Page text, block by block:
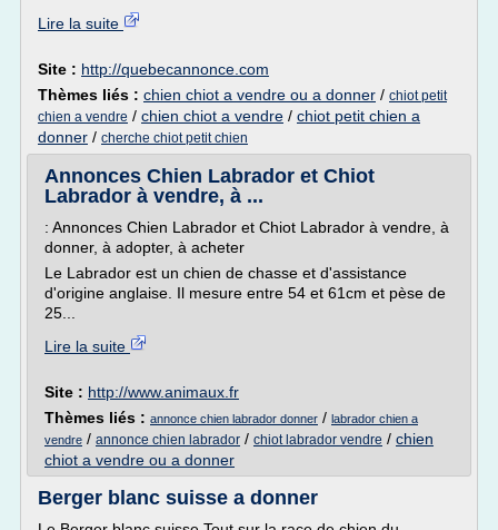
Lire la suite
Site : http://quebecannonce.com
Thèmes liés : chien chiot a vendre ou a donner / chiot petit
chien a vendre / chien chiot a vendre / chiot petit chien a
donner / cherche chiot petit chien
Annonces Chien Labrador et Chiot
Labrador à vendre, à ...
: Annonces Chien Labrador et Chiot Labrador à vendre, à
donner, à adopter, à acheter
Le Labrador est un chien de chasse et d'assistance
d'origine anglaise. Il mesure entre 54 et 61cm et pèse de
25...
Lire la suite
Site : http://www.animaux.fr
Thèmes liés : annonce chien labrador donner / labrador chien a
vendre / annonce chien labrador / chiot labrador vendre / chien
chiot a vendre ou a donner
Berger blanc suisse a donner